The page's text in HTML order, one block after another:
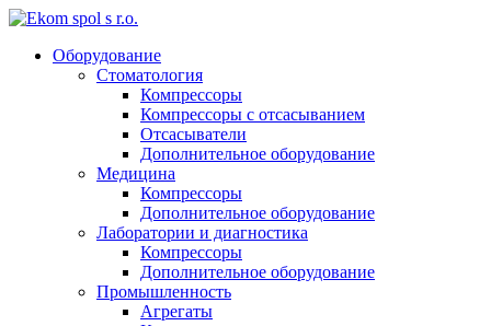
Оборудование
Стоматология
Компрессоры
Компрессоры с отсасыванием
Отсасыватели
Дополнительное оборудование
Медицина
Компрессоры
Дополнительное оборудование
Лаборатории и диагностика
Компрессоры
Дополнительное оборудование
Промышленность
Агрегаты